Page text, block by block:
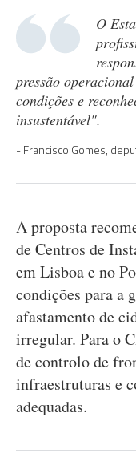
O
pressão
condições e
insustentável".
Francisco Gomes,
A proposta
de Centros de
em Lisboa e no
condições para a
afastamento de
irregular. Para o
de controlo de
infraestruturas e
adequadas.